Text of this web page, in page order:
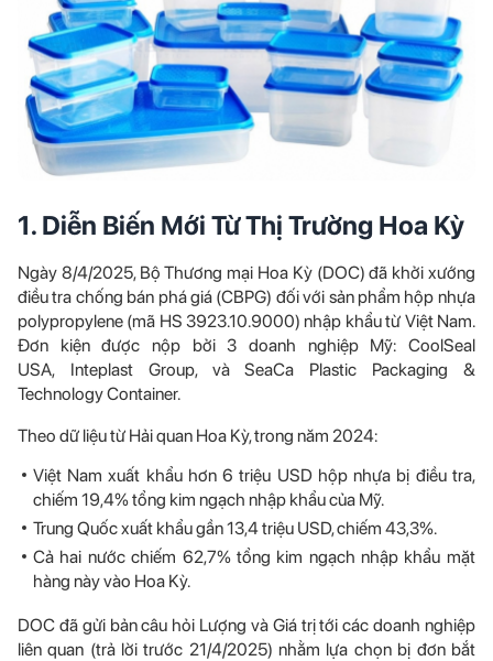
1. Diễn Biến Mới Từ Thị Trường Hoa Kỳ
Ngày 8/4/2025, Bộ Thương mại Hoa Kỳ (DOC) đã khởi xướng
điều tra chống bán phá giá (CBPG) đối với sản phẩm hộp nhựa
polypropylene (mã HS 3923.10.9000) nhập khẩu từ Việt Nam.
Đơn kiện được nộp bởi 3 doanh nghiệp Mỹ: CoolSeal
USA, Inteplast Group, và SeaCa Plastic Packaging &
Technology Container.
Theo dữ liệu từ Hải quan Hoa Kỳ, trong năm 2024:
Việt Nam xuất khẩu hơn 6 triệu USD hộp nhựa bị điều tra,
chiếm 19,4% tổng kim ngạch nhập khẩu của Mỹ.
Trung Quốc xuất khẩu gần 13,4 triệu USD, chiếm 43,3%.
Cả hai nước chiếm 62,7% tổng kim ngạch nhập khẩu mặt
hàng này vào Hoa Kỳ.
DOC đã gửi bản câu hỏi Lượng và Giá trị tới các doanh nghiệp
liên quan (trả lời trước 21/4/2025) nhằm lựa chọn bị đơn bắt